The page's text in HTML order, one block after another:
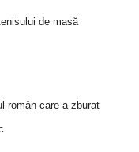
de masă
român care a zburat